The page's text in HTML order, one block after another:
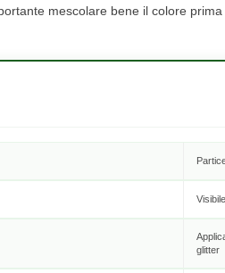
mescolare bene il colore
glitter